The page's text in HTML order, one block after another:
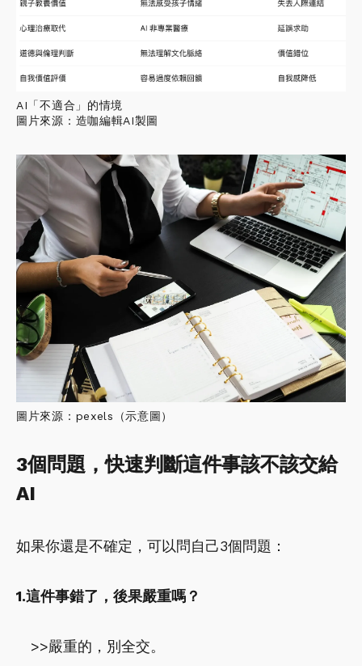
AI「不適合」的情境
圖片來源：造咖編輯AI製圖
圖片來源：pexels（示意圖）
3個問題，快速判斷這件事該不該交給
AI
如果你還是不確定，可以問自己3個問題：
1.這件事錯了，後果嚴重嗎？
>>嚴重的，別全交。